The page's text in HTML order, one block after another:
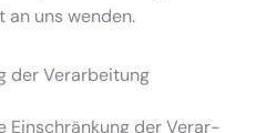
an uns wenden.
der Verar­beitung
Einschränkung der Verar­